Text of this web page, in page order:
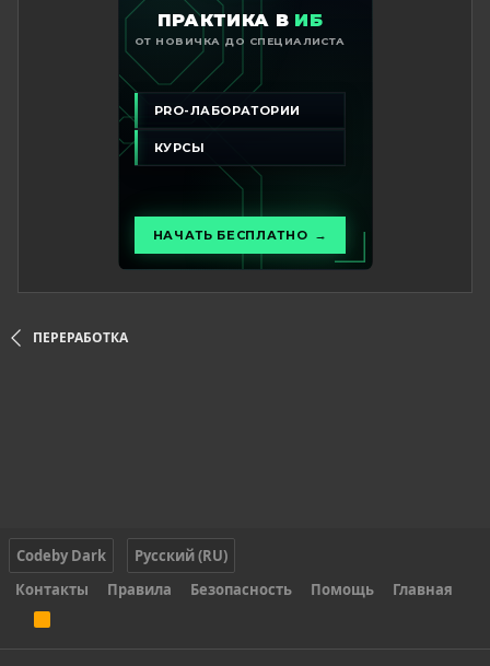
ПЕРЕРАБОТКА
Codeby Dark
Русский (RU)
Контакты
Правила Безопасность Помощь Главная
S